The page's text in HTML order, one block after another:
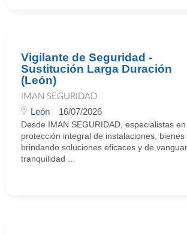
Vigilante de Seguridad -
Sustitución Larga Duración
(León)
IMAN SEGURIDAD
León 16/07/2026
Desde IMAN SEGURIDAD, especialistas
protección integral de instalaciones, bienes
brindando soluciones eficaces y de
tranquilidad ...